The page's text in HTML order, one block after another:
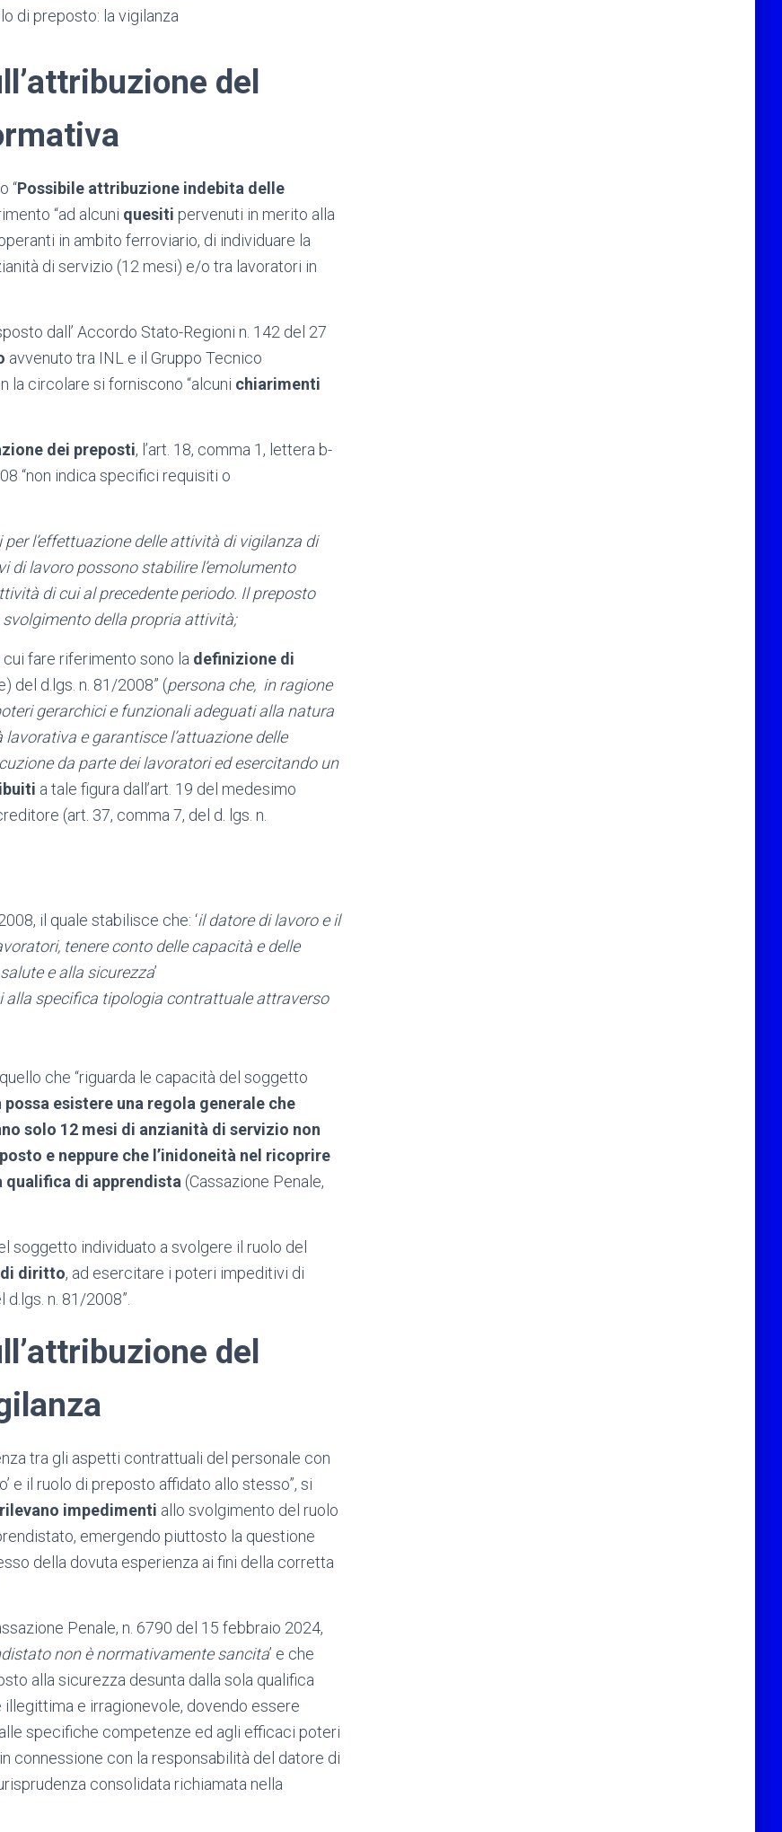
di preposto: la vigilanza
del
“Possibile attribuzione indebita delle
“ad alcuni quesiti pervenuti in merito alla
in ambito ferroviario, di individuare la
di servizio (12 mesi) e/o tra lavoratori in
dall’ Accordo Stato-Regioni n. 142 del 27
avvenuto tra INL e il Gruppo Tecnico
la circolare si forniscono “alcuni chiarimenti
dei preposti, l’art. 18, comma 1, lettera b-
“non indica specifici requisiti o
l’effettuazione delle attività di vigilanza di
di lavoro possono stabilire l’emolumento
di cui al precedente periodo. Il preposto
della propria attività;
fare riferimento sono la definizione di
del d.lgs. n. 81/2008” (persona che, in ragione
gerarchici e funzionali adeguati alla natura
e garantisce l’attuazione delle
da parte dei lavoratori ed esercitando un
a tale figura dall’art. 19 del medesimo
(art. 37, comma 7, del d. lgs. n.
il quale stabilisce che: ‘il datore di lavoro e il
tenere conto delle capacità e delle
e alla sicurezza’
alla specifica tipologia contrattuale attraverso
che “riguarda le capacità del soggetto
possa esistere una regola generale che
solo 12 mesi di anzianità di servizio non
e neppure che l’inidoneità nel ricoprire
qualifica di apprendista (Cassazione Penale,
soggetto individuato a svolgere il ruolo del
diritto, ad esercitare i poteri impeditivi di
n. 81/2008”.
del
tra gli aspetti contrattuali del personale con
e il ruolo di preposto affidato allo stesso”, si
impedimenti allo svolgimento del ruolo
emergendo piuttosto la questione
della dovuta esperienza ai fini della corretta
Penale, n. 6790 del 15 febbraio 2024,
non è normativamente sancita’ e che
alla sicurezza desunta dalla sola qualifica
e irragionevole, dovendo essere
specifiche competenze ed agli efficaci poteri
connessione con la responsabilità del datore di
consolidata richiamata nella